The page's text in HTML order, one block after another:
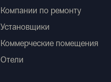
Компании по ремонту
Установщики
Коммерческие помещения
Отели